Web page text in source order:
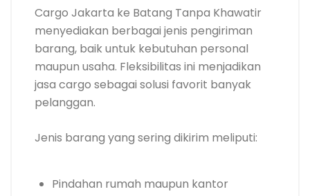
Cargo Jakarta ke Batang Tanpa Khawatir
menyediakan berbagai jenis pengiriman
barang, baik untuk kebutuhan personal
maupun usaha. Fleksibilitas ini menjadikan
jasa cargo sebagai solusi favorit banyak
pelanggan.
Jenis barang yang sering dikirim meliputi:
Pindahan rumah maupun kantor